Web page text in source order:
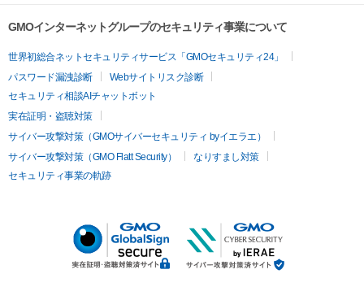
GMOインターネットグループのセキュリティ事業について
世界初総合ネットセキュリティサービス「GMOセキュリティ24」
パスワード漏洩診断
Webサイトリスク診断
セキュリティ相談AIチャットボット
実在証明・盗聴対策
サイバー攻撃対策（GMOサイバーセキュリティ byイエラエ）
サイバー攻撃対策（GMO Flatt Security）
なりすまし対策
セキュリティ事業の軌跡